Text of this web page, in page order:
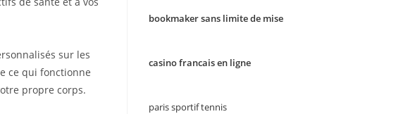
sur les
ce qui fonctionne
propre corps.
bookmaker sans limite de mise
casino francais en ligne
paris sportif tennis